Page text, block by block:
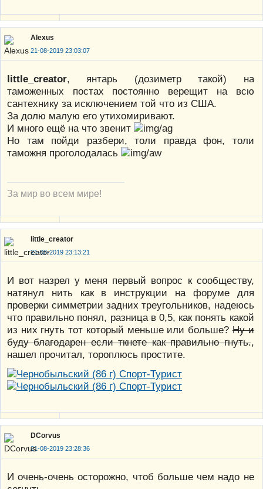
Alexus
21-08-2019 23:03:07
little_creator, янтарь (дозиметр такой) на
таможенных постах постоянно верещит на всю
сантехнику за исключением той что из США.
За долю малую его утихомиривают.
И много ещё на что звенит
Но там пойди разбери, толи правда фон, толи
таможня проголодалась
За мир во всем мире!
little_creator
21-08-2019 23:13:21
И вот назрел у меня первый вопрос к сообществу,
натянул нить как в инструкции на форуме для
проверки симметрии задних треугольников, надеюсь
что правильно понял, разница в 0,5, как понять какой
из них гнуть тот который меньше или больше?Ну и
буду благодарен если ткнете как правильно гнуть.,
нашел прочитал, тороплюсь простите.
DCorvus
21-08-2019 23:28:36
И очень-очень осторожно, чтоб больше чем надо не